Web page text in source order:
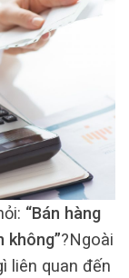
“Bán hàng
không”?Ngoài
liên quan đến